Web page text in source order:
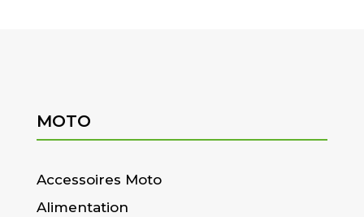
MOTO
Accessoires Moto
Alimentation